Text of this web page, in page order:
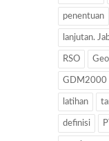
penentuan
lanjutan.
RSO
GDM2000
latihan
definisi